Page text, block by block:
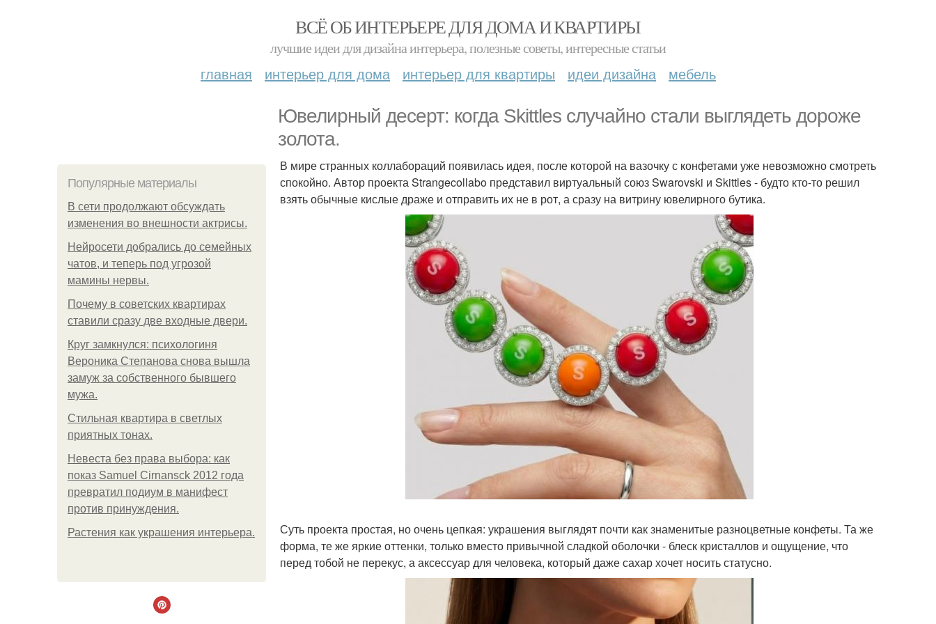
ВСЁ ОБ ИНТЕРЬЕРЕ ДЛЯ ДОМА И КВАРТИРЫ
лучшие идеи для дизайна интерьера, полезные советы, интересные статьи
главная интерьер для дома интерьер для квартиры идеи дизайна мебель
Ювелирный десерт: когда Skittles случайно стали выглядеть дороже
золота.
Популярные материалы
В сети продолжают обсуждать
изменения во внешности актрисы.
Нейросети добрались до семейных
чатов, и теперь под угрозой
мамины нервы.
Почему в советских квартирах
ставили сразу две входные двери.
Круг замкнулся: психологиня
Вероника Степанова снова вышла
замуж за собственного бывшего
мужа.
Стильная квартира в светлых
приятных тонах.
Невеста без права выбора: как
показ Samuel Cirnansck 2012 года
превратил подиум в манифест
против принуждения.
Растения как украшения интерьера.
В мире странных коллабораций появилась идея, после которой на вазочку с конфетами уже невозможно смотреть
спокойно. Автор проекта Strangecollabo представил виртуальный союз Swarovski и Skittles - будто кто-то решил
взять обычные кислые драже и отправить их не в рот, а сразу на витрину ювелирного бутика.
Суть проекта простая, но очень цепкая: украшения выглядят почти как знаменитые разноцветные конфеты. Та же
форма, те же яркие оттенки, только вместо привычной сладкой оболочки - блеск кристаллов и ощущение, что
перед тобой не перекус, а аксессуар для человека, который даже сахар хочет носить статусно.